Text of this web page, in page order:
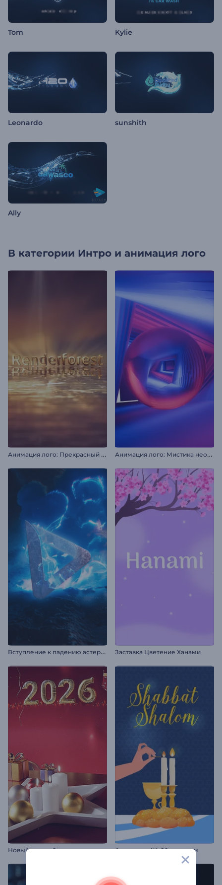
Tom Kylie
Leonardo sunshith
Ally
В категории Интро и анимация лого
А
нимация лого: Прекрасный рассвет А
нимация лого: Мистика неона
В
ступление к падению астероида Заставка Цветение Ханами
Новый год, добро пожаловать Анимации: Шаббат шалом